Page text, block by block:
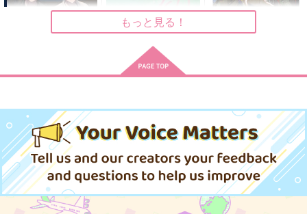
阿吽
ポッポコーン
円（税込）
永久指名、喜んで！
マキビシ
ALBUM TIC.
オルクナカ
787円
と
ポカポカ日和
専売 787円（税込）
ヒプノシスマイク
伊弉冉一二三×観音坂独歩
サンプル
シャンロワ
944円（税込）
伊弉冉一二三×観音坂独歩
サンプル
ポッポコーン
専売 858円（税込）
ヒプノシスマイク
伊弉冉一二三×観音坂独歩
サンプル
もっと見る！